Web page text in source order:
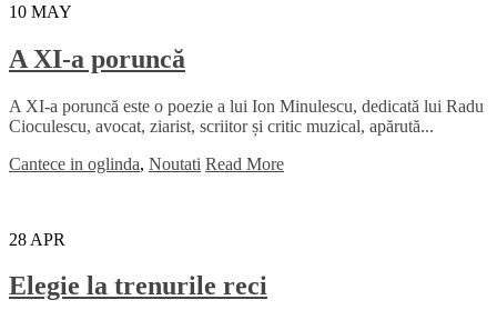
10 MAY
A XI-a poruncă
A XI-a poruncă este o poezie a lui Ion Minulescu, dedicată lui Radu
Cioculescu, avocat, ziarist, scriitor și critic muzical, apărută...
Cantece in oglinda, Noutati Read More
28 APR
Elegie la trenurile reci